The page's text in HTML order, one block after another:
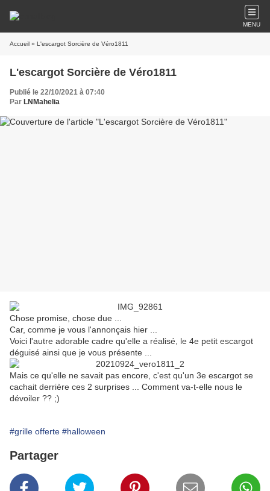
MENU
Accueil » L'escargot Sorcière de Véro1811
L'escargot Sorcière de Véro1811
Publié le 22/10/2021 à 07:40
Par LNMahelia
Chose promise, chose due ...
Car, comme je vous l'annonçais hier ...
Voici l'autre adorable cadre qu'elle a réalisé, le 4e petit escargot
déguisé ainsi que je vous présente ...
Mais ce qu'elle ne savait pas encore, c'est qu'un 3e escargot se
cachait derrière ces 2 surprises ... Comment va-t-elle nous le
dévoiler ?? ;)
#grille offerte #halloween
Partager